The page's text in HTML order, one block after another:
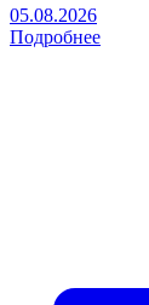
05.08.2026
Подробнее